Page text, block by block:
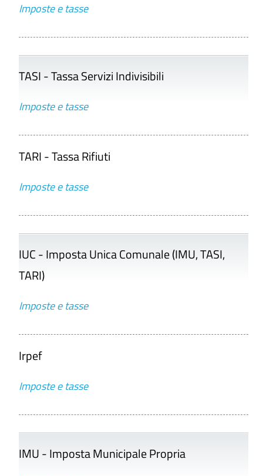
Imposte e tasse
TASI - Tassa Servizi Indivisibili
Imposte e tasse
TARI - Tassa Rifiuti
Imposte e tasse
IUC - Imposta Unica Comunale (IMU, TASI,
TARI)
Imposte e tasse
Irpef
Imposte e tasse
IMU - Imposta Municipale Propria